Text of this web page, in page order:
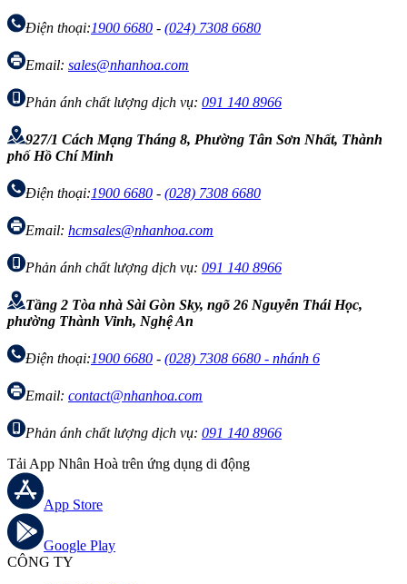
Điện thoại:1900 6680 - (024) 7308 6680
Email: sales@nhanhoa.com
Phản ánh chất lượng dịch vụ: 091 140 8966
927/1 Cách Mạng Tháng 8, Phường Tân Sơn Nhất, Thành
phố Hồ Chí Minh
Điện thoại:1900 6680 - (028) 7308 6680
Email: hcmsales@nhanhoa.com
Phản ánh chất lượng dịch vụ: 091 140 8966
Tầng 2 Tòa nhà Sài Gòn Sky, ngõ 26 Nguyễn Thái Học,
phường Thành Vinh, Nghệ An
Điện thoại:1900 6680 - (028) 7308 6680 - nhánh 6
Email: contact@nhanhoa.com
Phản ánh chất lượng dịch vụ: 091 140 8966
Tải App Nhân Hoà trên ứng dụng di động
App Store
Google Play
CÔNG TY